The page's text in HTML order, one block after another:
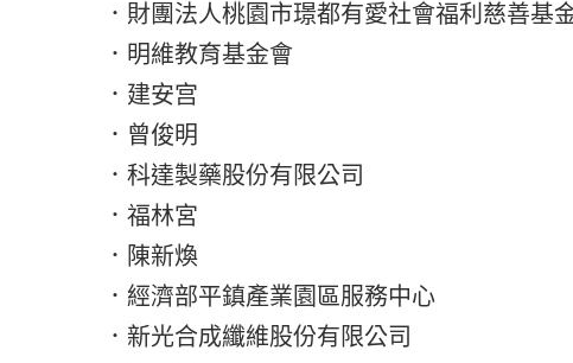
．財團法人桃園市璟都有愛社會福利慈善基
．明維教育基金會
．建安宫
．曾俊明
．科達製藥股份有限公司
．福林宮
．陳新煥
．經濟部平鎮產業園區服務中心
．新光合成纖維股份有限公司